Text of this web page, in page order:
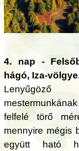
4. nap -
hágó, Iza-
felfelé törő
mennyire mégis
együtt ható